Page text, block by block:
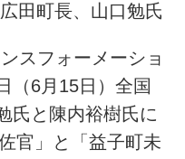
田町長、山口勉氏
スフォーメーショ
（6月15日）全国
氏と陳内裕樹氏に
官」と「益子町未